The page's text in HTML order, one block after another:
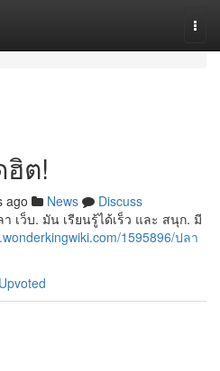
ฮิต!
ago News
Discuss
เว็บ. มัน เรียนรู้ได้เร็ว และ สนุก. มี
1595896/ปลา